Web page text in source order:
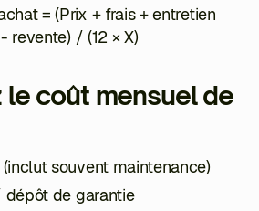
=(Prix + frais + entretien
revente) / (12 × X)
le coût mensuel de
souvent maintenance)
dépôt de garantie